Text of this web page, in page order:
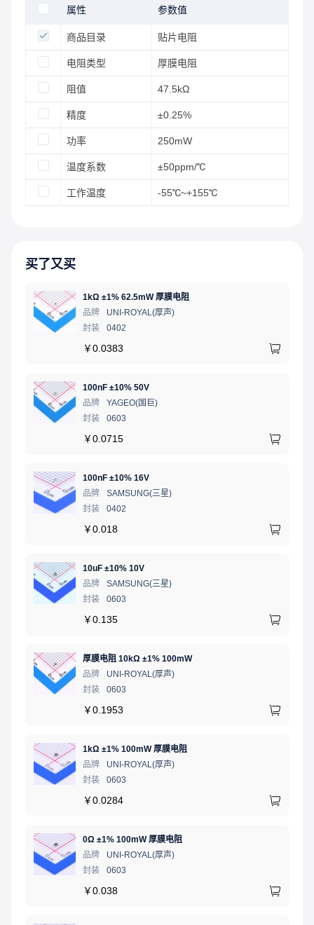
属性 参数值
商品目录 贴片电阻
电阻类型 厚膜电阻
阻值 47.5kΩ
精度 ±0.25%
功率 250mW
温度系数 ±50ppm/℃
工作温度 -55℃~+155℃
买了又买
1kΩ ±1% 62.5mW 厚膜电阻
品牌
UNI-ROYAL(厚声)
封装
0402
￥0.0383
100nF ±10% 50V
品牌
YAGEO(国巨)
封装
0603
￥0.0715
100nF ±10% 16V
品牌
SAMSUNG(三星)
封装
0402
￥0.018
10uF ±10% 10V
品牌
SAMSUNG(三星)
封装
0603
￥0.135
厚膜电阻 10kΩ ±1% 100mW
品牌
UNI-ROYAL(厚声)
封装
0603
￥0.1953
1kΩ ±1% 100mW 厚膜电阻
品牌
UNI-ROYAL(厚声)
封装
0603
￥0.0284
0Ω ±1% 100mW 厚膜电阻
品牌
UNI-ROYAL(厚声)
封装
0603
￥0.038